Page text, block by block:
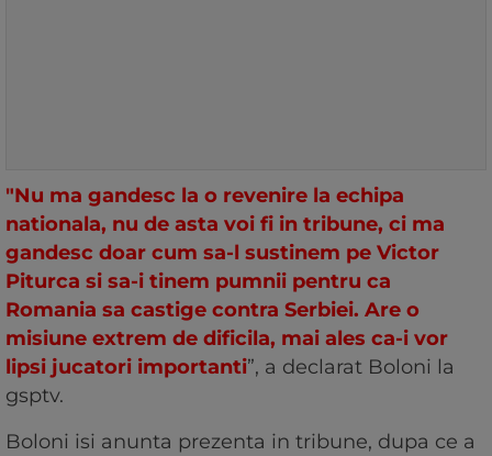
"Nu ma gandesc la o revenire la echipa
nationala, nu de asta voi fi in tribune, ci ma
gandesc doar cum sa-l sustinem pe Victor
Piturca si sa-i tinem pumnii pentru ca
Romania sa castige contra Serbiei. Are o
misiune extrem de dificila, mai ales ca-i vor
lipsi jucatori importanti”, a declarat Boloni la
gsptv.
Boloni isi anunta prezenta in tribune, dupa ce a